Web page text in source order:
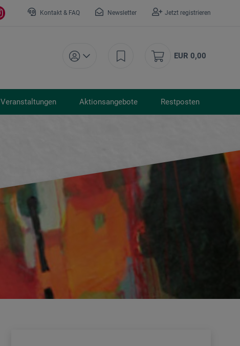
Kontakt & FAQ Newsletter Jetzt registrieren
EUR 0,00
Veranstaltungen Aktionsangebote Restposten